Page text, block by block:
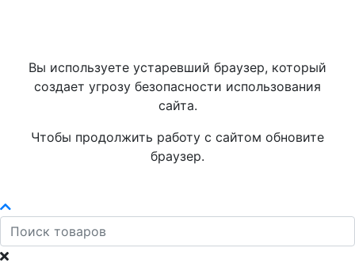
Вы используете устаревший браузер, который
создает угрозу безопасности использования
сайта.
Чтобы продолжить работу с сайтом обновите
браузер.